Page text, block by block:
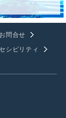
問合せ
シビリティ